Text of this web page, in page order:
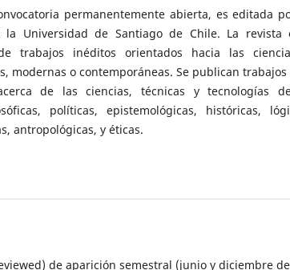
permanentemente abierta, es editada
la Universidad de Santiago de Chile. La revista
trabajos inéditos orientados hacia las
modernas o contemporáneas. Se publican
de las ciencias, técnicas y tecnologías
políticas, epistemológicas, históricas,
antropológicas, y éticas.
de aparición semestral (junio y diciembre de